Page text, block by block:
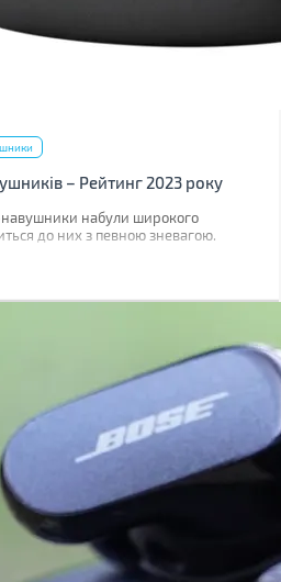
– Рейтинг 2023 року
набули широкого
до них з певною зневагою.